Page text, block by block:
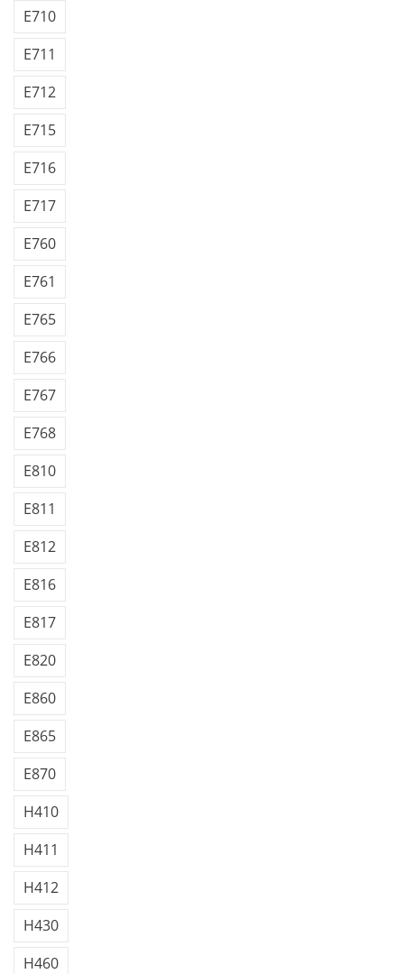
E710
E711
E712
E715
E716
E717
E760
E761
E765
E766
E767
E768
E810
E811
E812
E816
E817
E820
E860
E865
E870
H410
H411
H412
H430
H460